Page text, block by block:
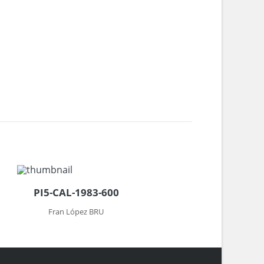
PI5-CAL-1983-600
Fran López BRU